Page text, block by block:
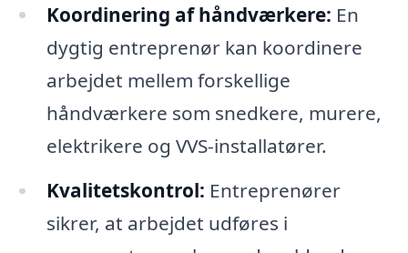
Koordinering af håndværkere: En
dygtig entreprenør kan koordinere
arbejdet mellem forskellige
håndværkere som snedkere, murere,
elektrikere og VVS-installatører.
Kvalitetskontrol: Entreprenører
sikrer, at arbejdet udføres i